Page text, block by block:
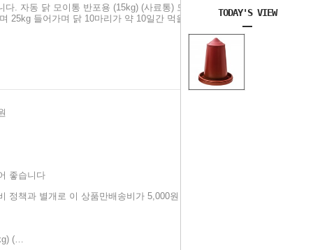
TODAY'S VIEW
다. 자동 닭 모이통 반포용 (15kg) (사료통) 모든 조류 성조 가능 병아리
25kg 들어가며 닭 10마리가 약 10일간 먹을수있습니다.
좋습니다
정책과 별개로 이 상품만배송비가 5,000원 청구됩니다.
자동 닭 모이통 한포용 (25kg) (사료통) 모든 조류 성조 가능